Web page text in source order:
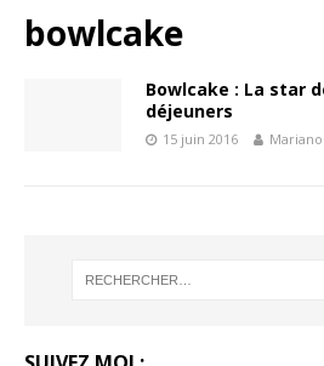
bowlcake
Bowlcake : La star
déjeuners
15 juin 2016